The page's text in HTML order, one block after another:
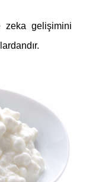
zeka gelişimini